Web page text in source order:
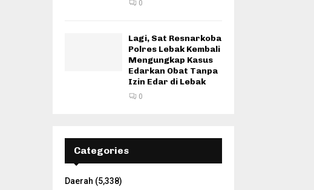
0
Lagi, Sat Resnarkoba
Polres Lebak Kembali
Mengungkap Kasus
Edarkan Obat Tanpa
Izin Edar di Lebak
0
Categories
Daerah (5,338)